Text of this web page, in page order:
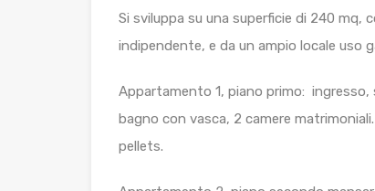
Si sviluppa su una superficie di 240
indipendente, e da un ampio locale uso
Appartamento 1, piano primo:
bagno con vasca, 2 camere
pellets.